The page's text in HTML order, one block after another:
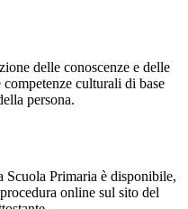
delle conoscenze e delle
culturali di base
persona.
Scuola Primaria è disponibile,
online sul sito del